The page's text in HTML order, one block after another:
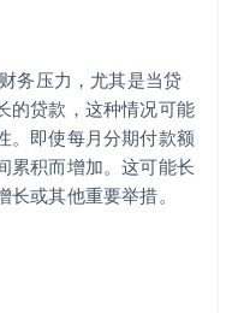
务压力，尤其是当贷
的贷款，这种情况可能
。即使每月分期付款额
累积而增加。这可能长
或其他重要举措。